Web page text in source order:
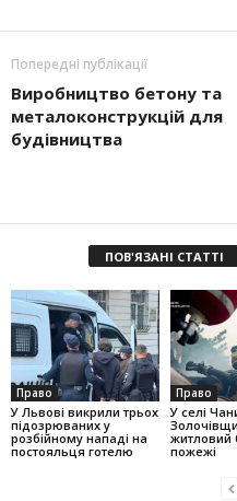
Попередні публікації
Виробництво бетону та
металоконструкцій для
будівництва
ПОВ'ЯЗАНІ СТАТТІ
Право
У Львові викрили трьох
підозрюваних у
розбійному нападі на
постояльця готелю
Право
У селі
житловий
пожежі